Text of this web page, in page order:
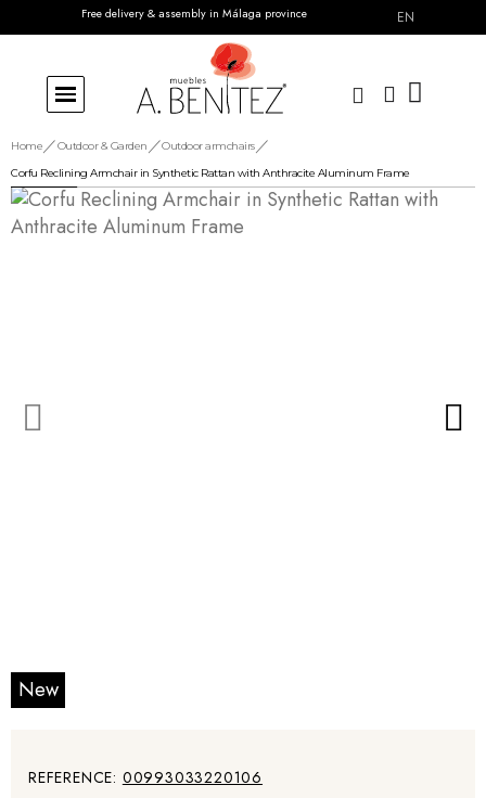
Free delivery & assembly in Málaga province EN
Home Outdoor & Garden
Outdoor armchairs
Corfu Reclining Armchair in Synthetic Rattan with Anthracite Aluminum Frame
New
REFERENCE 00993033220106